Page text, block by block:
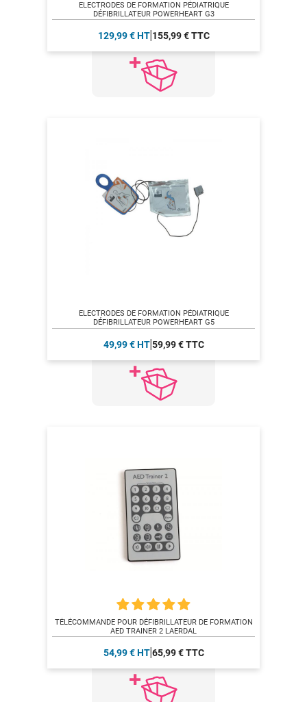
ELECTRODES DE FORMATION PÉDIATRIQUE
DÉFIBRILLATEUR POWERHEART G3
129,99 € HT 155,99 € TTC
ELECTRODES DE FORMATION PÉDIATRIQUE
DÉFIBRILLATEUR POWERHEART G5
49,99 € HT 59,99 € TTC
TÉLÉCOMMANDE POUR DÉFIBRILLATEUR DE FORMATION
AED TRAINER 2 LAERDAL
54,99 € HT 65,99 € TTC